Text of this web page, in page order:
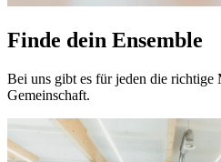
Finde dein Ensemble
Bei uns gibt es für jeden die richtige
Gemeinschaft.